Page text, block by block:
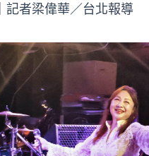
｜記者梁偉華／台北報導